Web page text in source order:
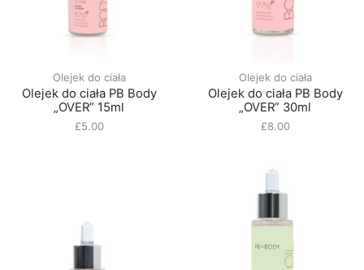
Olejek do ciała
Olejek do ciała PB Body
„OVER” 15ml
£5.00
Olejek do ciała
Olejek do ciała PB Body
„OVER” 30ml
£8.00